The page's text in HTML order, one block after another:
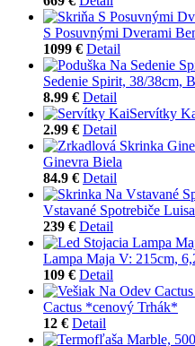
S Posuvnými Dverami
1099 € Detail
Sedenie Spirit, 38/38cm,
8.99 € Detail
Servítky
2.99 € Detail
Ginevra Biela
84.9 € Detail
Vstavané Spotrebiče
239 € Detail
Lampa Maja V: 215cm,
109 € Detail
Cactus *cenový Trhák*
12 € Detail